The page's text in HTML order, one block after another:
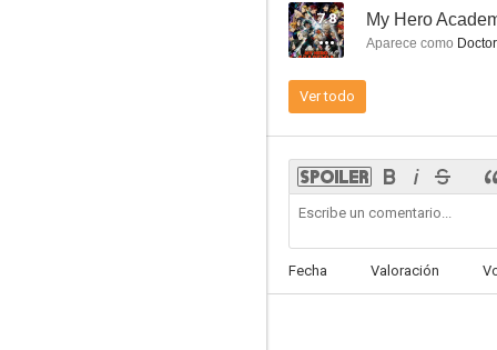
7.8
Aparece como
Ver todo
Fecha Valoración